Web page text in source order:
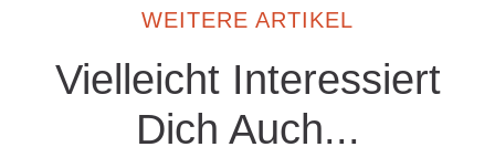
WEITERE ARTIKEL
Vielleicht Interessiert
Dich Auch...